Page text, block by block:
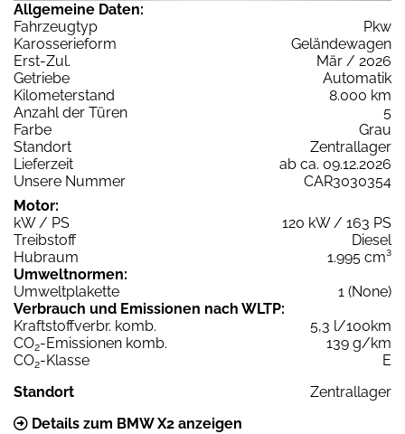
Allgemeine Daten:
Fahrzeugtyp
Pkw
Karosserieform
Geländewagen
Erst-Zul.
Mär / 2026
Getriebe
Automatik
Kilometerstand
8.000 km
Anzahl der Türen
5
Farbe
Grau
Standort
Zentrallager
Lieferzeit
ab ca. 09.12.2026
Unsere Nummer
CAR3030354
Motor:
kW / PS
120 kW / 163 PS
Treibstoff
Diesel
Hubraum
1.995 cm³
Umweltnormen:
Umweltplakette
1 (None)
Verbrauch und Emissionen nach WLTP:
Kraftstoffverbr. komb.
5,3 l/100km
CO2-Emissionen komb.
139 g/km
CO2-Klasse
E
Standort
Zentrallager
Details zum BMW X2 anzeigen